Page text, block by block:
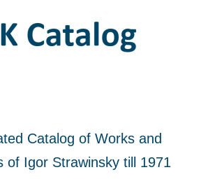
Catalog of Works and
of Igor Strawinsky till 1971